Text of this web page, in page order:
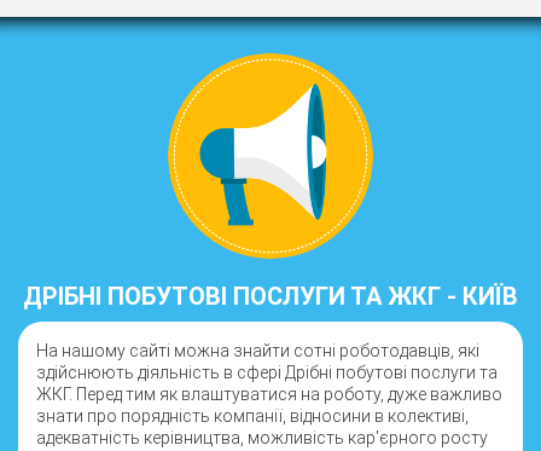
ДРІБНІ ПОБУТОВІ ПОСЛУГИ ТА ЖКГ - КИЇВ
На нашому сайті можна знайти сотні роботодавців, які
здійснюють діяльність в сфері Дрібні побутові послуги та
ЖКГ. Перед тим як влаштуватися на роботу, дуже важливо
знати про порядність компанії, відносини в колективі,
адекватність керівництва, можливість кар'єрного росту